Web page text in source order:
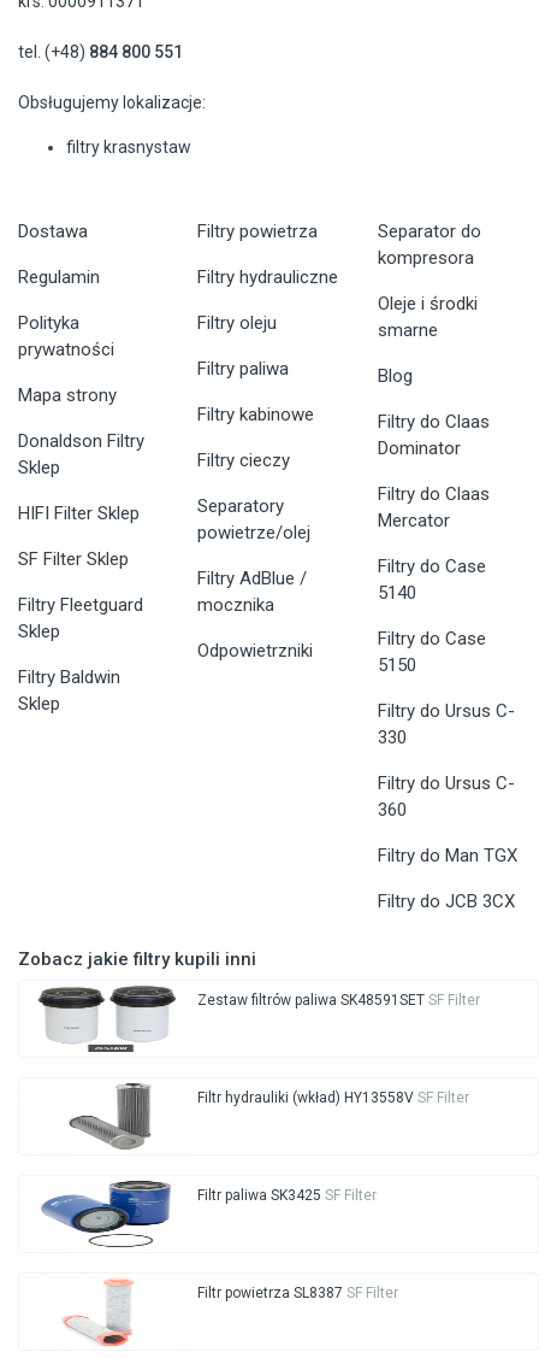
tel. (+48) 884 800 551
Obsługujemy lokalizacje:
filtry krasnystaw
Dostawa
Regulamin
Polityka
prywatności
Mapa strony
Donaldson Filtry
Sklep
HIFI Filter Sklep
SF Filter Sklep
Filtry Fleetguard
Sklep
Filtry Baldwin
Sklep
Filtry powietrza
Filtry hydrauliczne
Filtry oleju
Filtry paliwa
Filtry kabinowe
Filtry cieczy
Separatory
powietrze/olej
Filtry AdBlue /
mocznika
Odpowietrzniki
Separator do
kompresora
Oleje i środki
smarne
Blog
Filtry do Claas
Dominator
Filtry do Claas
Mercator
Filtry do Case
5140
Filtry do Case
5150
Filtry do Ursus C-
330
Filtry do Ursus C-
360
Filtry do Man TGX
Filtry do JCB 3CX
Zobacz jakie filtry kupili inni
Zestaw filtrów paliwa SK48591SET SF Filter
Filtr hydrauliki (wkład) HY13558V SF Filter
Filtr paliwa SK3425 SF Filter
Filtr powietrza SL8387 SF Filter